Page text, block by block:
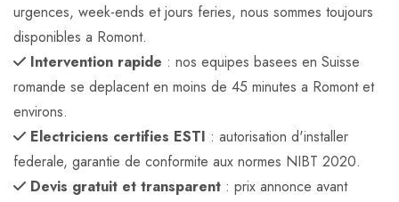
urgences, week-ends et jours feries, nous sommes toujours
disponibles a Romont.
Intervention rapide : nos equipes basees en Suisse
romande se deplacent en moins de 45 minutes a Romont et
environs.
Electriciens certifies ESTI : autorisation d'installer
federale, garantie de conformite aux normes NIBT 2020.
Devis gratuit et transparent : prix annonce avant